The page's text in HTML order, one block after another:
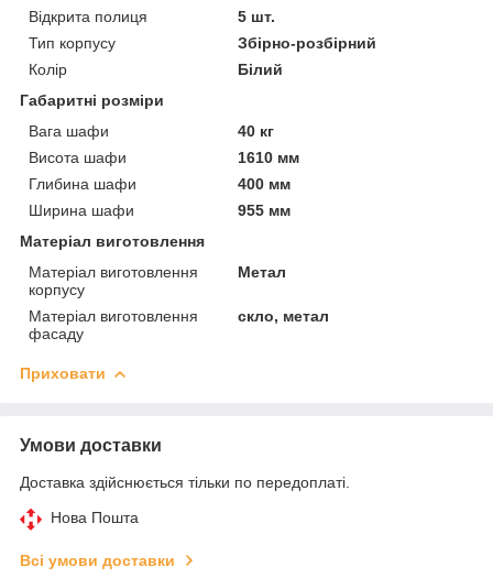
Відкрита полиця
5 шт.
Тип корпусу
Збірно-розбірний
Колір
Білий
Габаритні розміри
Вага шафи
40 кг
Висота шафи
1610 мм
Глибина шафи
400 мм
Ширина шафи
955 мм
Матеріал виготовлення
Матеріал виготовлення
корпусу
Метал
Матеріал виготовлення
фасаду
скло, метал
Приховати
Умови доставки
Доставка здійснюється тільки по передоплаті.
Нова Пошта
Всі умови доставки